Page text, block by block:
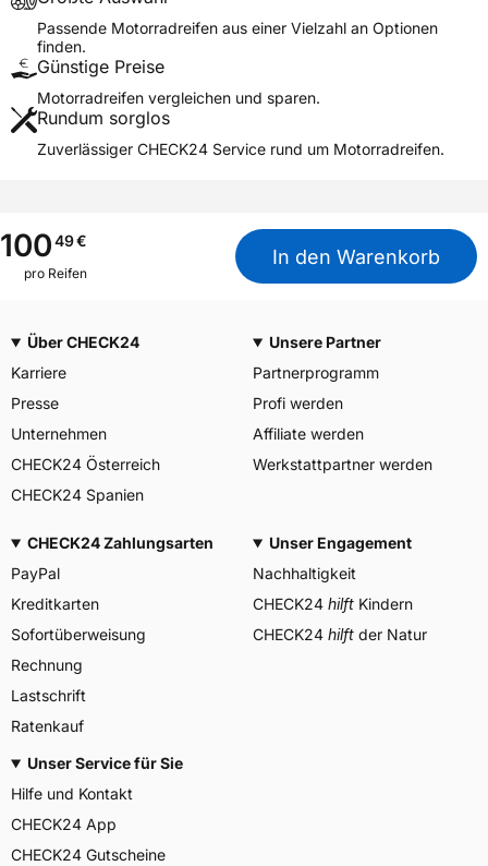
Modellname
ENDURO MEDIUM
Reifenposition
Motorradtyp
Enduro
Weitere Eigenschaften
M+S
Nein
Motorrad Kennzeichnung
M/C
Allgemeine Produktsicherheit (GPSR)
Herstellerkontakt
MANUFACTURE FRANCAISE
DES PNEUMATIQUES
MICHELIN, place des
Carmes-Déchaux 23 63000
contact@tc.michelin.eu
Passende Motorradreifen aus einer Vielzahl an Optionen
finden.
Günstige Preise
Motorradreifen vergleichen und sparen.
Rundum sorglos
Zuverlässiger CHECK24 Service rund um Motorradreifen.
10049€
pro Reifen
In den Warenkorb
Über CHECK24
Karriere
Presse
Unternehmen
CHECK24 Österreich
CHECK24 Spanien
Unsere Partner
Partnerprogramm
Profi werden
Affiliate werden
Werkstattpartner werden
CHECK24 Zahlungsarten
PayPal
Kreditkarten
Sofortüberweisung
Rechnung
Lastschrift
Ratenkauf
Unser Engagement
Nachhaltigkeit
CHECK24 hilft Kindern
CHECK24 hilft der Natur
Unser Service für Sie
Hilfe und Kontakt
CHECK24 App
CHECK24 Gutscheine